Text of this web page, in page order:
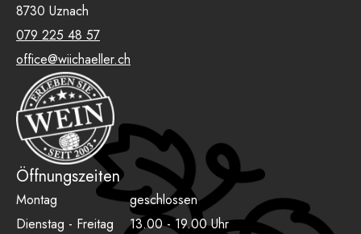
8730 Uznach
079 225 48 57
office@wiichaeller.ch
Öffnungszeiten
Montag
geschlossen
Dienstag - Freitag
13.00 - 19.00 Uhr